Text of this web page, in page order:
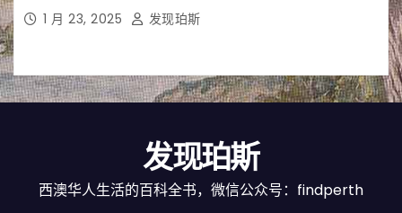
1 月 23, 2025 发现珀斯
发现珀斯
西澳华人生活的百科全书，微信公众号：findperth